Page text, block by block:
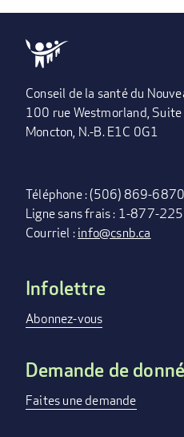
Conseil de la santé du
100 rue Westmorland,
Moncton, N.-B. E1C 0G1
Téléphone : (506) 869-6870
Ligne sans frais : 1-877-
Courriel :info@csnb.ca
FOOTER
MENU
Infolettre
Abonnez-vous
Demande de
Faites une demande